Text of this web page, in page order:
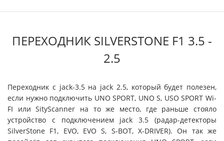
Видео
Вопрос - ответ
Отзывы
ПЕРЕХОДНИК SILVERSTONE F1 3.5 -
2.5
Переходник с jack-3.5 на jack 2.5, который будет полезен,
если нужно подключить UNO SPORT, UNO S, USO SPORT Wi-
FI или SityScanner на то же место, где раньше стояло
устройство с подключением jack 3.5 (радар-детекторы
SilverStone F1, EVO, EVO S, S-BOT, X-DRIVER). Он так же